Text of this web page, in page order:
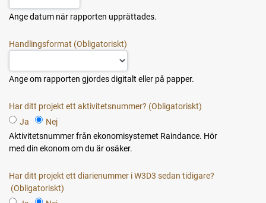
Ange datum när rapporten upprättades.
Handlingsformat
Ange om rapporten gjordes digitalt eller på papper.
Har ditt projekt ett aktivitetsnummer?
Ja
Nej
Aktivitetsnummer från ekonomisystemet Raindance. Hör
med din ekonom om du är osäker.
Har ditt projekt ett diarienummer i W3D3 sedan tidigare?